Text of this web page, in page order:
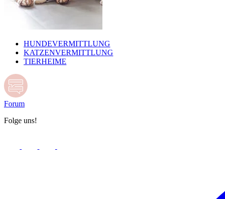
HUNDEVERMITTLUNG
KATZENVERMITTLUNG
TIERHEIME
Forum
Folge uns!